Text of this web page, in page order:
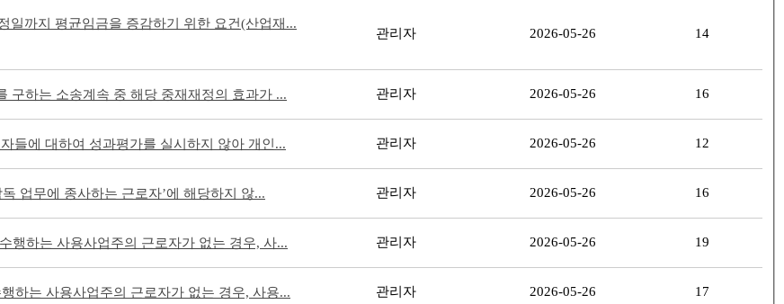
일까지 평균임금을 증감하기 위한 요건(산업재...
관리자 2026-05-26 14
구하는 소송계속 중 해당 중재재정의 효과가 ... 관리자 2026-05-26 16
들에 대하여 성과평가를 실시하지 않아 개인... 관리자 2026-05-26 12
업무에 종사하는 근로자’에 해당하지 않... 관리자 2026-05-26 16
행하는 사용사업주의 근로자가 없는 경우, 사... 관리자 2026-05-26 19
하는 사용사업주의 근로자가 없는 경우, 사용... 관리자 2026-05-26 17